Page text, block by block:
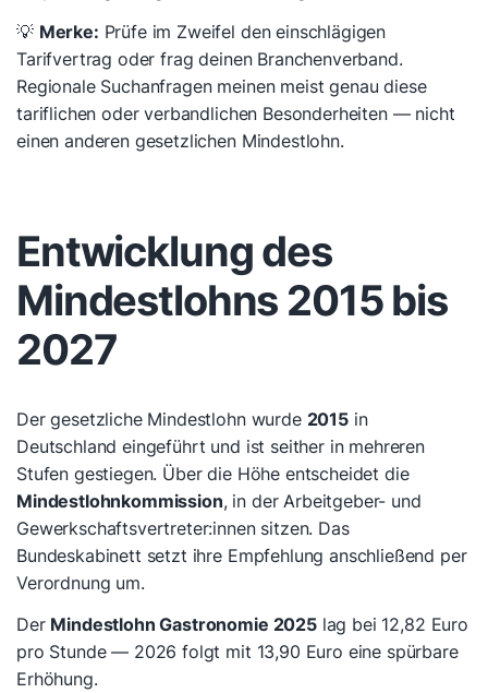
💡 Merke: Prüfe im Zweifel den einschlägigen
Tarifvertrag oder frag deinen Branchenverband.
Regionale Suchanfragen meinen meist genau diese
tariflichen oder verbandlichen Besonderheiten — nicht
einen anderen gesetzlichen Mindestlohn.
Entwicklung des
Mindestlohns 2015 bis
2027
Der gesetzliche Mindestlohn wurde 2015in
Deutschland eingeführt und ist seither in mehreren
Stufen gestiegen. Über die Höhe entscheidet die
Mindestlohnkommission, in der Arbeitgeber- und
Gewerkschaftsvertreter:innen sitzen. Das
Bundeskabinett setzt ihre Empfehlung anschließend per
Verordnung um.
Der Mindestlohn Gastronomie 2025lag bei 12,82 Euro
pro Stunde — 2026 folgt mit 13,90 Euro eine spürbare
Erhöhung.